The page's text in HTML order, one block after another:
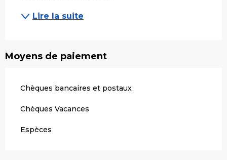
Lire la suite
Moyens de paiement
Chèques bancaires et postaux
Chèques Vacances
Espèces